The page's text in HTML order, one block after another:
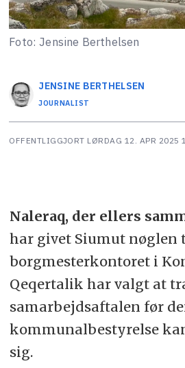
Foto: Jensine Berthelsen
JENSINE BERTHELSEN
JOURNALIST
OFFENTLIGGJORT LØRDAG 12. APR 2025
Naleraq, der ellers
har givetSiumut nøglen
borgmesterkontoret i
Qeqertalik har valgt at
samarbejdsaftalen før
kommunalbestyrelse
sig.